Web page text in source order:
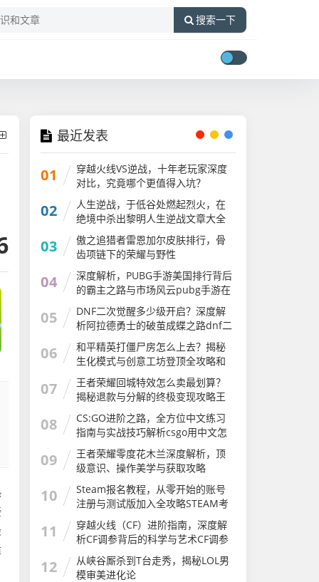
搜索一下
最近发表
01
穿越火线VS逆战，十年老玩家深度
对比，究竟哪个更值得入坑？
02
人生逆战，于低谷处燃起烈火，在
绝境中杀出黎明人生逆战文章大全
03
傲之追猎者雷恩加尔皮肤排行，骨
齿项链下的荣耀与野性
04
深度解析，PUBG手游美国排行背后
的霸主之路与市场风云pubg手游在
国外火吗
05
DNF二次觉醒多少级开启？深度解
析阿拉德勇士的破茧成蝶之路dnf二
次觉醒几级
06
和平精英打僵尸房怎么上去？揭秘
生化模式与创意工坊登顶全攻略和
平精英打僵尸房怎么上去的
07
王者荣耀回城特效怎么卖最划算？
揭秘退款与分解的终极变现攻略王
者荣耀怎么卖回城特效皮肤
08
CS:GO进阶之路，全方位中文练习
指南与实战技巧解析csgo用中文怎
么说
09
王者荣耀零度花木兰深度解析，顶
级意识、操作美学与获取攻略
10
Steam报名教程，从零开始的账号
注册与测试版加入全攻略STEAM考
试
11
穿越火线（CF）进阶指南，深度解
析CF调参背后的科学与艺术CF调参
软件
12
从峡谷厮杀到T台走秀，揭秘LOL男
模审美进化论